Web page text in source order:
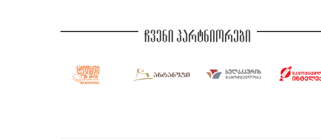
ჩვენი პარტნიორები